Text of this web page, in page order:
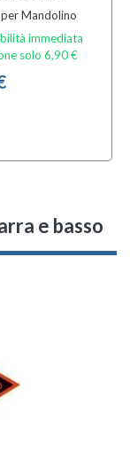
Mandolino
immediata
solo 6,90 €
e basso